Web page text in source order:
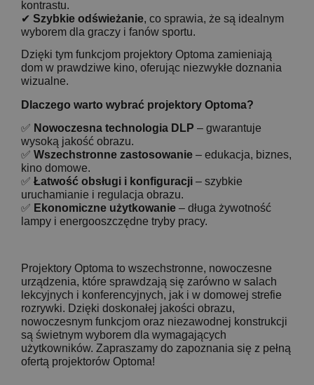
kontrastu.
✔ Szybkie odświeżanie, co sprawia, że są idealnym
wyborem dla graczy i fanów sportu.
Dzięki tym funkcjom projektory Optoma zamieniają
dom w prawdziwe kino, oferując niezwykłe doznania
wizualne.
Dlaczego warto wybrać projektory Optoma?
✅ Nowoczesna technologia DLP – gwarantuje
wysoką jakość obrazu.
✅ Wszechstronne zastosowanie – edukacja, biznes,
kino domowe.
✅ Łatwość obsługi i konfiguracji – szybkie
uruchamianie i regulacja obrazu.
✅ Ekonomiczne użytkowanie – długa żywotność
lampy i energooszczędne tryby pracy.
Projektory Optoma to wszechstronne, nowoczesne
urządzenia, które sprawdzają się zarówno w salach
lekcyjnych i konferencyjnych, jak i w domowej strefie
rozrywki. Dzięki doskonałej jakości obrazu,
nowoczesnym funkcjom oraz niezawodnej konstrukcji
są świetnym wyborem dla wymagających
użytkowników. Zapraszamy do zapoznania się z pełną
ofertą projektorów Optoma!